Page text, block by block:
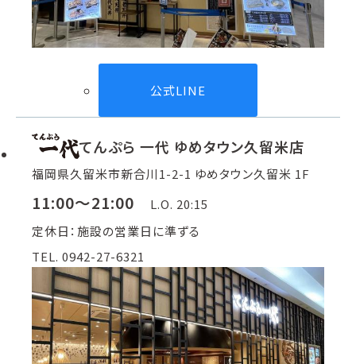
公式LINE
てんぷら 一代 ゆめタウン久留米店
福岡県久留米市新合川1-2-1 ゆめタウン久留米 1F
11:00～21:00
L.O. 20:15
定休日：施設の営業日に準ずる
TEL. 0942-27-6321